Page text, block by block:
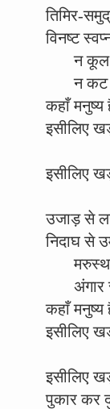
तिमिर-
विनष्ट
न कूल
न कट
कहाँ मनुष्य
इसीलिए
इसीलिए
उजाड़ से
निदाघ से
मरुस्थली
अंगार से
कहाँ
इसीलिए
इसीलिए
पुकार कर